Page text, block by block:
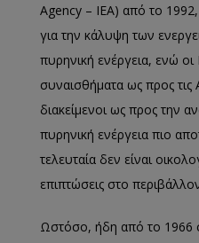
Agency – IEA) από το 1992,
για την κάλυψη των
πυρηνική ενέργεια, ενώ οι
συναισθήματα ως προς τις
διακείμενοι ως προς την
πυρηνική ενέργεια πιο
τελευταία δεν είναι
επιπτώσεις στο
Ωστόσο, ήδη από το 1966